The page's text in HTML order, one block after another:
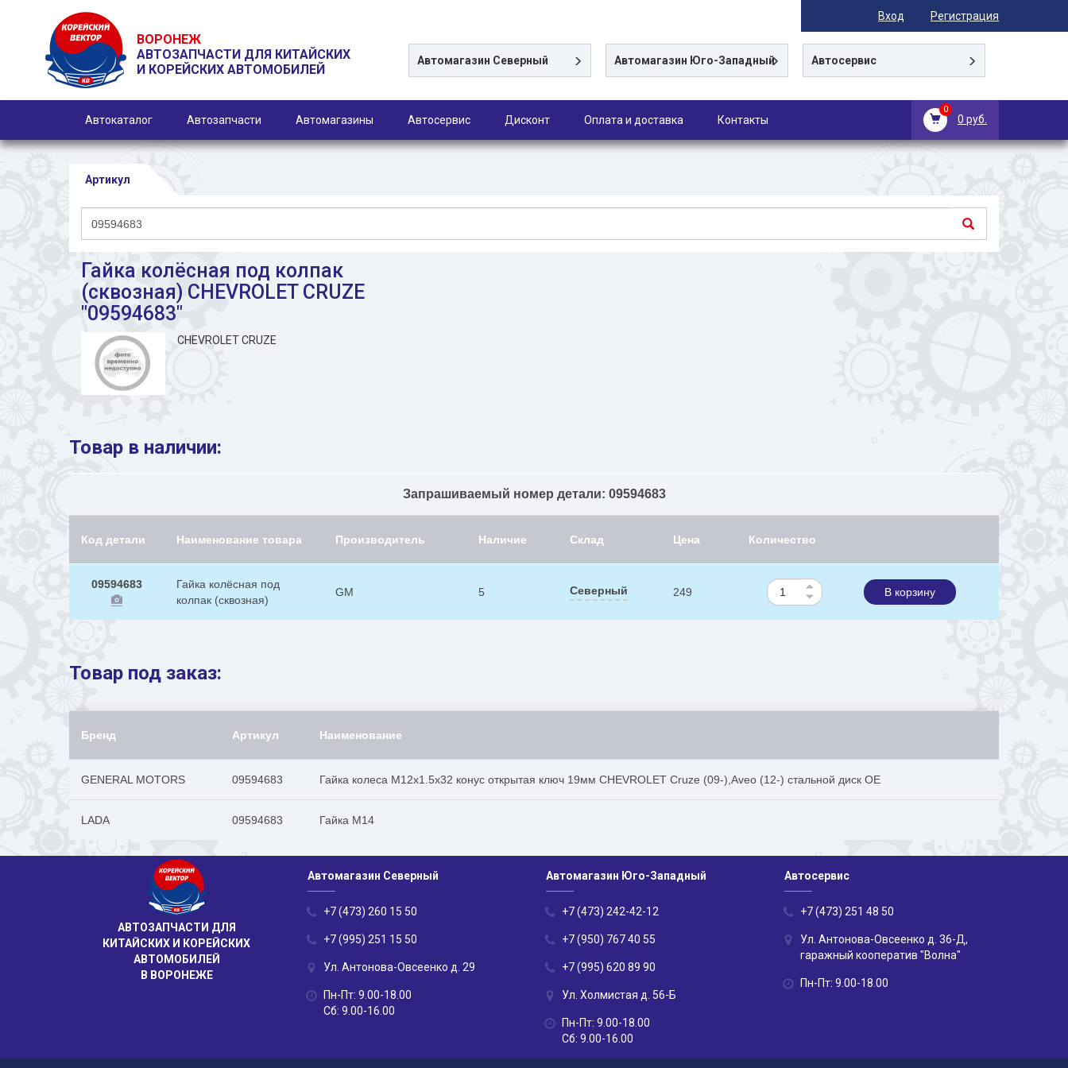
Вход Регистрация
ВОРОНЕЖ
АВТОЗАПЧАСТИ ДЛЯ КИТАЙСКИХ
И КОРЕЙСКИХ АВТОМОБИЛЕЙ
Автомагазин Северный Автомагазин Юго-Западный Автосервис
0
0 руб.
Автокаталог Автозапчасти Автомагазины Автосервис Дисконт Оплата и доставка Контакты
Артикул
Гайка колёсная под колпак
(сквозная) CHEVROLET CRUZE
"09594683"
CHEVROLET CRUZE
Товар в наличии:
Запрашиваемый номер детали: 09594683
Код детали Наименование товара Производитель Наличие Склад Цена Количество
09594683
Гайка колёсная под
колпак (сквозная)
GM 5 Северный 249 В корзину
Товар под заказ:
Бренд Артикул Наименование
GENERAL MOTORS 09594683 Гайка колеса М12х1.5х32 конус открытая ключ 19мм CHEVROLET Cruze (09-),Aveo (12-) стальной диск OE
LADA 09594683 Гайка М14
АВТОЗАПЧАСТИ ДЛЯ
КИТАЙСКИХ И КОРЕЙСКИХ
АВТОМОБИЛЕЙ
В ВОРОНЕЖЕ
Автомагазин Северный
+7 (473) 260 15 50
+7 (995) 251 15 50
Ул. Антонова-Овсеенко д. 29
Пн-Пт: 9.00-18.00
Сб: 9.00-16.00
Автомагазин Юго-Западный
+7 (473) 242-42-12
+7 (950) 767 40 55
+7 (995) 620 89 90
Ул. Холмистая д. 56-Б
Пн-Пт: 9.00-18.00
Сб: 9.00-16.00
Автосервис
+7 (473) 251 48 50
Ул. Антонова-Овсеенко д. 36-Д,
гаражный кооператив "Волна"
Пн-Пт: 9.00-18.00